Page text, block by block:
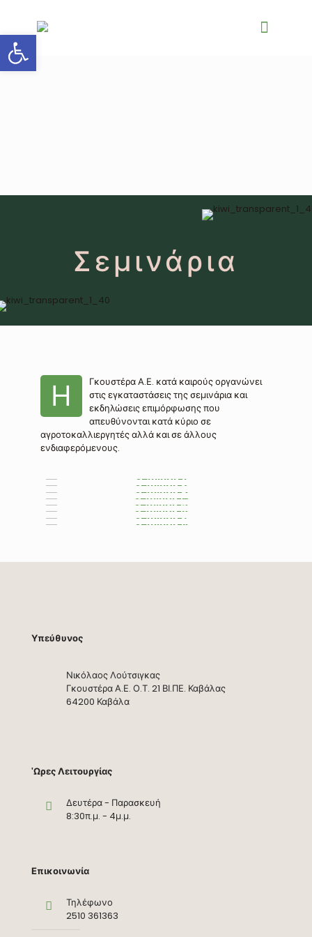
Σεμινάρια
Η
Γκουστέρα Α.Ε. κατά καιρούς οργανώνει
στις εγκαταστάσεις της σεμινάρια και
εκδηλώσεις επιμόρφωσης που
απευθύνονται κατά κύριο σε
αγροτοκαλλιεργητές αλλά και σε άλλους
ενδιαφερόμενους.
Υπεύθυνος
Νικόλαος Λούτσιγκας
Γκουστέρα Α.Ε. Ο.Τ. 21 ΒΙ.ΠΕ. Καβάλας
64200 Καβάλα
'Ωρες Λειτουργίας
Δευτέρα - Παρασκευή
8:30π.μ. - 4μ.μ.
Επικοινωνία
Τηλέφωνο
2510 361363
Ανοίξτε τη γραμμή εργαλείων